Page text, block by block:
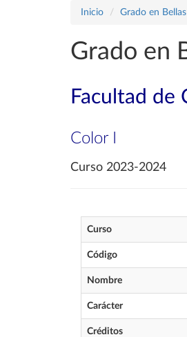
Inicio Grado en
Grado en
Facultad de
Color I
Curso 2023-2024
Curso
Código
Nombre
Carácter
Créditos